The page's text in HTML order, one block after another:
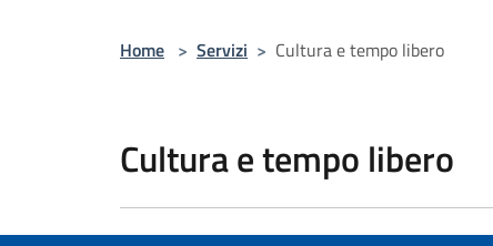
Home > Servizi > Cultura e tempo libero
Cultura e tempo libero